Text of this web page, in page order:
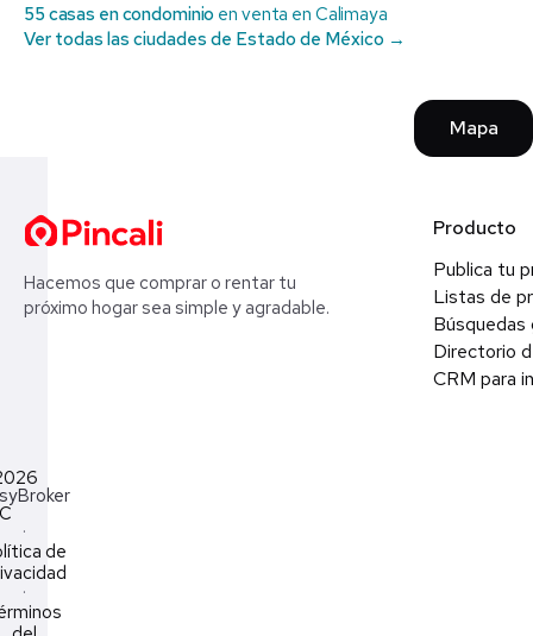
55 casas en condominio en venta en Calimaya
Ver todas las ciudades de Estado de México →
Mapa
Hacemos que comprar o rentar tu
próximo hogar sea simple y agradable.
Producto
Publica tu
Listas de
Búsquedas
Directorio
CRM para
·
de
·